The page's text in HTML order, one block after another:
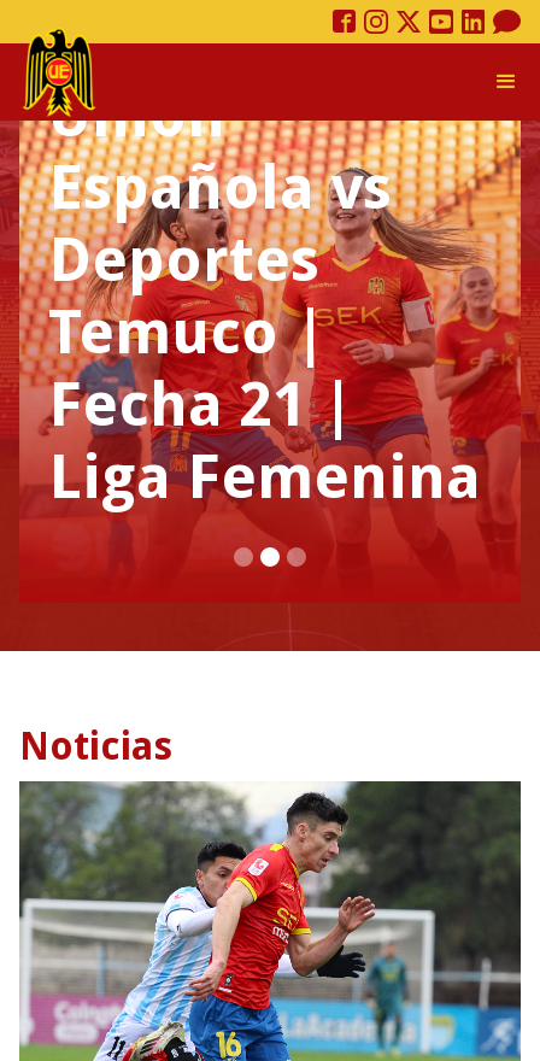
acreditación |
Unión
Española vs
Deportes
Temuco |
Fecha 21 |
Liga Femenina
Noticias